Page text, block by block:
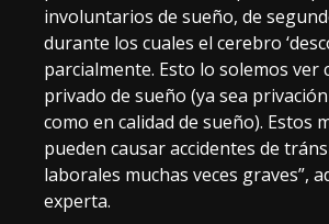
involuntarios de sueño, de
durante los cuales el cerebro
parcialmente. Esto lo solemos ver
privado de sueño (ya sea
como en calidad de sueño). Estos
pueden causar accidentes de
laborales muchas veces graves”,
experta.